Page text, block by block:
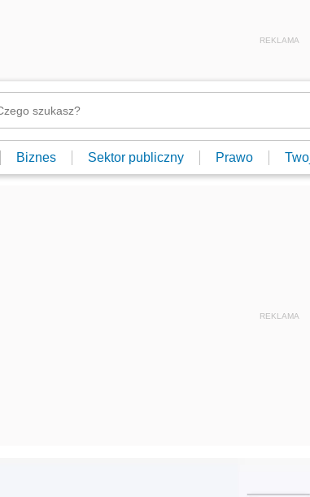
REKLAMA
Biznes Sektor publiczny Prawo